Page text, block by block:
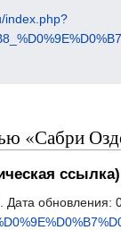
index.php?
«Сабри
ссылка)
обновления: